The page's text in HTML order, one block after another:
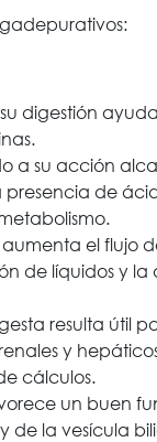
digestión
a su acción
de
el flujo
de líquidos y la
resulta útil
y
cálculos.
un buen
de la vesícula